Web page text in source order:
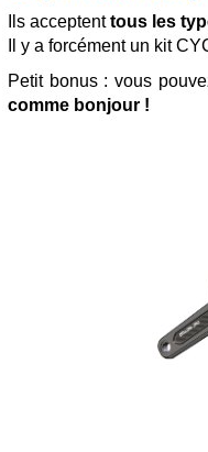
Ils acceptenttous les
Il y a forcément un kit
Petit bonus : vous
comme bonjour !